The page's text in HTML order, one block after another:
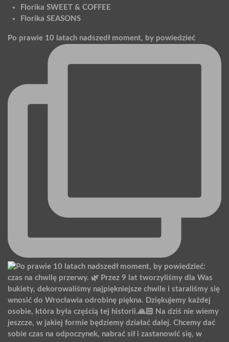
Florika SWEET & COFFEE
Florika SEASONS
Po prawie 10 latach nadszedł moment, by powiedzieć